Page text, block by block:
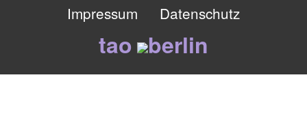
Impressum
Datenschutz
tao berlin